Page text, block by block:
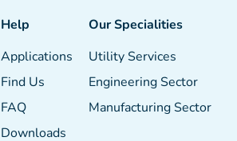
Help
Applications
Find Us
FAQ
Downloads
Our Specialities
Utility Services
Engineering Sector
Manufacturing Sector